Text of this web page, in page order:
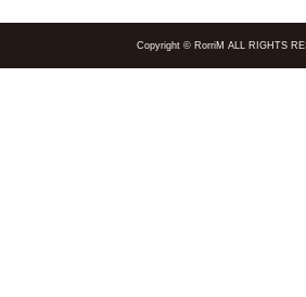
Copyright © RorriM ALL RIGHTS